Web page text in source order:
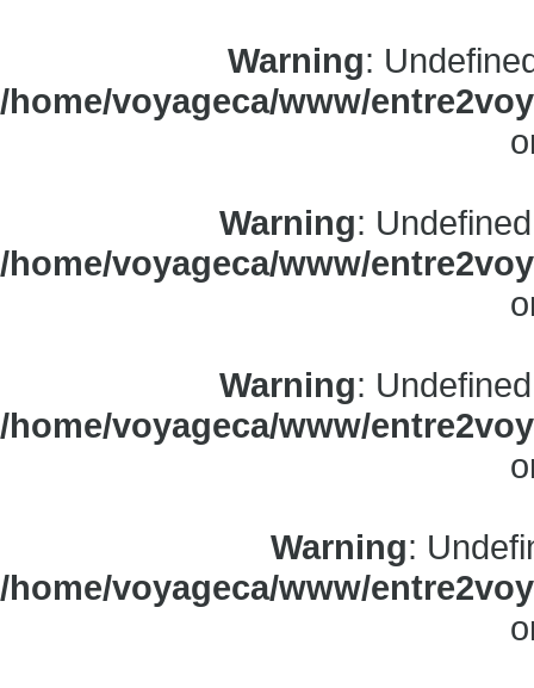
Warning:
/home/voyageca/www/
Warning:
/home/voyageca/www/
Warning:
/home/voyageca/www/
Warning:
/home/voyageca/www/